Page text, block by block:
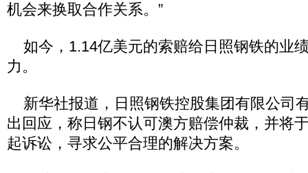
机会来换取合作关系。”
如今，1.14亿美元的索赔给日照钢铁的业
力。
新华社报道，日照钢铁控股集团有限公司
出回应，称日钢不认可澳方赔偿仲裁，并将
起诉讼，寻求公平合理的解决方案。